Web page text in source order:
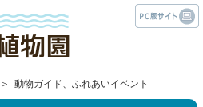
＞ 動物ガイド、ふれあいイベント